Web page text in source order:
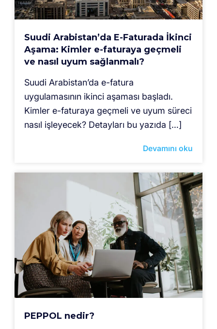
Suudi Arabistan’da E-Faturada İkinci
Aşama: Kimler e-faturaya geçmeli
ve nasıl uyum sağlanmalı?
Suudi Arabistan’da e-fatura
uygulamasının ikinci aşaması başladı.
Kimler e-faturaya geçmeli ve uyum süreci
nasıl işleyecek? Detayları bu yazıda […]
Devamını oku
PEPPOL nedir?